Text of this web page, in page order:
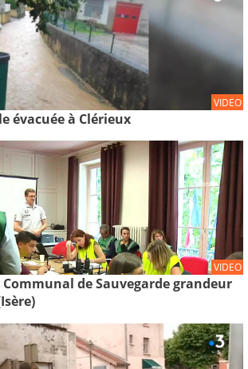
VIDEO
évacuée à Clérieux
VIDEO
Communal de Sauvegarde grandeur